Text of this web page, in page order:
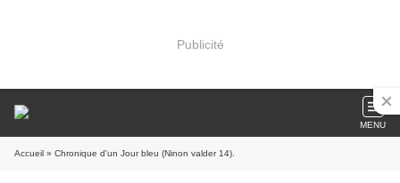
Publicité
MENU
Accueil » Chronique d'un Jour bleu (Ninon valder 14).